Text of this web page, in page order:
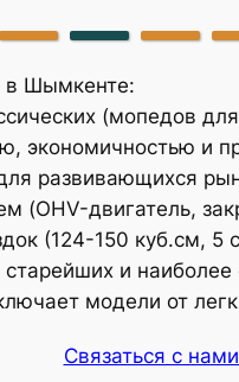
в Шымкенте:
(мопедов
экономичностью и
развивающихся
(OHV-двигатель,
(124-150 куб.см, 5
и
модели от
Связаться с